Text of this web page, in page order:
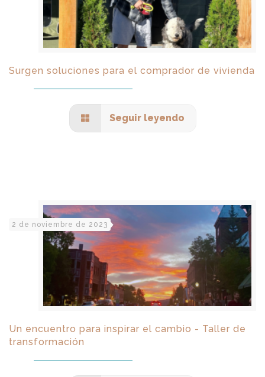
Surgen soluciones para el comprador de vivienda
Seguir leyendo
2 de noviembre de 2023
Un encuentro para inspirar el cambio - Taller de
transformación